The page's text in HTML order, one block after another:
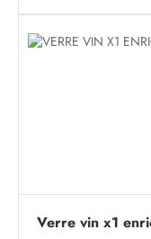
Verre vin x1